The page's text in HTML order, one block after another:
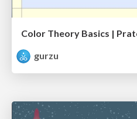
Color Theory Basics |
gurzu